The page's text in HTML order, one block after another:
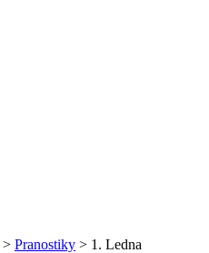
> Pranostiky > 1. Ledna